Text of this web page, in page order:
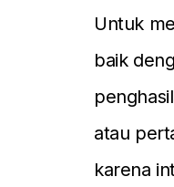
Untuk
baik
atau
karena